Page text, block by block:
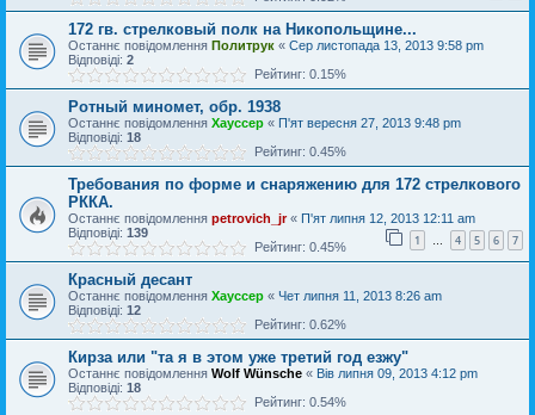
172 гв. стрелковый полк на Никопольщине...
Останнє повідомлення Политрук « Сер листопада 13, 2013 9:58 pm
Відповіді: 2
Рейтинг: 0.15%
Ротный миномет, обр. 1938
Останнє повідомлення Хауссер « П'ят вересня 27, 2013 9:48 pm
Відповіді: 18
Рейтинг: 0.45%
Требования по форме и снаряжению для 172 стрелкового
РККА.
Останнє повідомлення petrovich_jr« П'ят липня 12, 2013 12:11 am
Відповіді: 139 1 … 4 5 6 7
Рейтинг: 0.45%
Красный десант
Останнє повідомлення Хауссер « Чет липня 11, 2013 8:26 am
Відповіді: 12
Рейтинг: 0.62%
Кирза или "та я в этом уже третий год езжу"
Останнє повідомлення Wolf Wünsche « Вів липня 09, 2013 4:12 pm
Відповіді: 18
Рейтинг: 0.54%